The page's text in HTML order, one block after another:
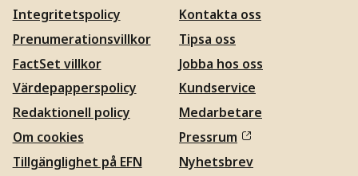
Integritetspolicy
Prenumerationsvillkor
FactSet villkor
Värdepapperspolicy
Redaktionell policy
Om cookies
Tillgänglighet på EFN
Kontakta oss
Tipsa oss
Jobba hos oss
Kundservice
Medarbetare
Pressrum
Nyhetsbrev